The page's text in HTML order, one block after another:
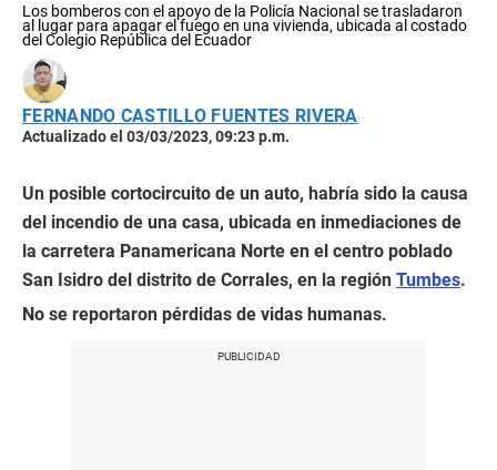
Los bomberos con el apoyo de la Policía Nacional se trasladaron
al lugar para apagar el fuego en una vivienda, ubicada al costado
del Colegio República del Ecuador
FERNANDO CASTILLO FUENTES RIVERA
Actualizado el 03/03/2023, 09:23 p.m.
Un posible cortocircuito de un auto, habría sido la causa
del incendio de una casa, ubicada en inmediaciones de
la carretera Panamericana Norte en el centro poblado
San Isidro del distrito de Corrales, en la región Tumbes.
No se reportaron pérdidas de vidas humanas.